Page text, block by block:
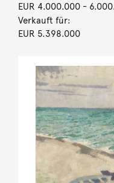
EUR 4.000.000-
Verkauft für:
EUR 5.398.000